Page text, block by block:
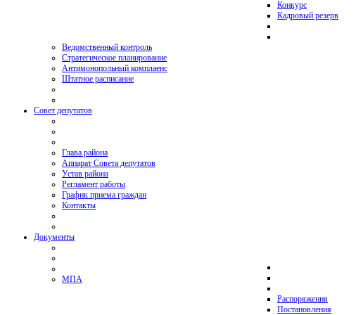
Конкурс
Кадровый резерв
Ведомственный контроль
Стратегическое планирование
Антимонопольный комплаенс
Штатное расписание
Совет депутатов
Глава района
Аппарат Совета депутатов
Устав района
Регламент работы
График приема граждан
Контакты
Документы
МПА
Распоряжения
Постановления